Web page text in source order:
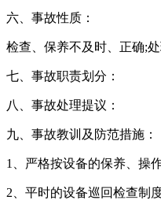
六、事故性质：
检查、保养不及时、正确;
七、事故职责划分：
八、事故处理提议：
九、事故教训及防范措施：
1、严格按设备的保养、操
2、平时的设备巡回检查制